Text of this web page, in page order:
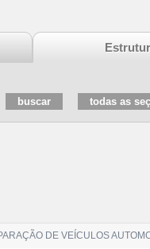
DE VEÍCULOS